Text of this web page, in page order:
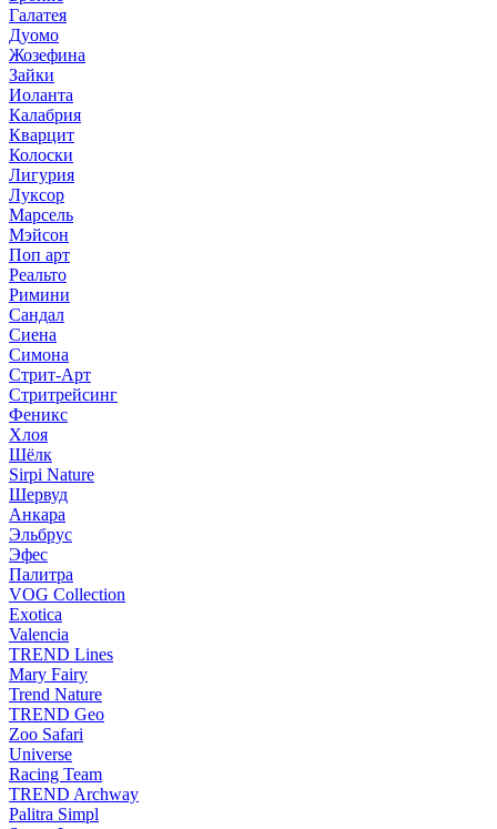
Галатея
Дуомо
Жозефина
Зайки
Иоланта
Калабрия
Кварцит
Колоски
Лигурия
Луксор
Марсель
Мэйсон
Поп арт
Реальто
Римини
Сандал
Сиена
Симона
Стрит-Арт
Стритрейсинг
Феникс
Хлоя
Шёлк
Sirpi Nature
Шервуд
Анкара
Эльбрус
Эфес
Палитра
VOG Collection
Exotica
Valencia
TREND Lines
Mary Fairy
Trend Nature
TREND Geo
Zoo Safari
Universe
Racing Team
TREND Archway
Palitra Simpl